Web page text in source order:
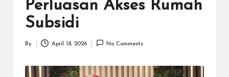
Perluasan Akses Rumah
Subsidi
Posted
By April 18, 2026 No Comments